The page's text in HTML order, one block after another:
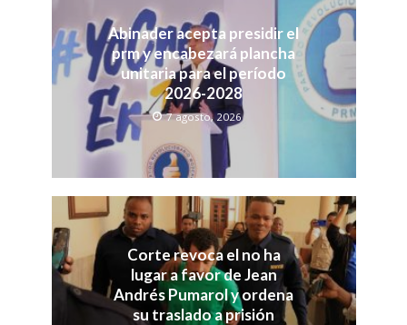
Abinader acepta presidir el
prm y encabezará plancha
unitaria para el período
2026-2028
7 agosto, 2026
Corte revoca el no ha
lugar a favor de Jean
Andrés Pumarol y ordena
su traslado a prisión